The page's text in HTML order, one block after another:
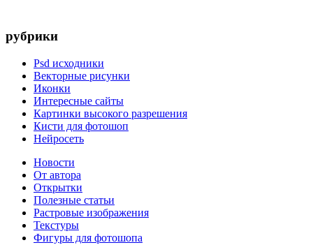
рубрики
Psd исходники
Векторные рисунки
Иконки
Интересные сайты
Картинки высокого разрешения
Кисти для фотошоп
Нейросеть
Новости
От автора
Открытки
Полезные статьи
Растровые изображения
Текстуры
Фигуры для фотошопа